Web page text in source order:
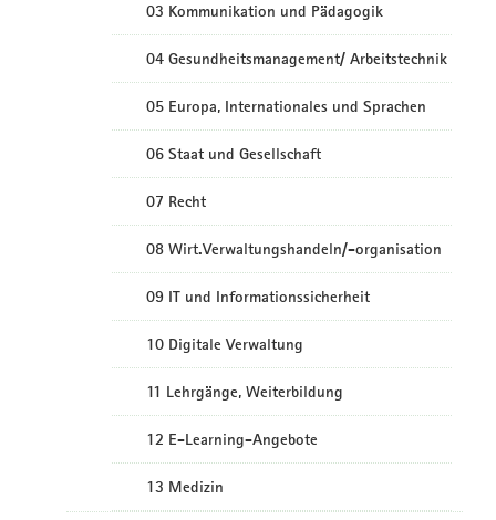
03 Kommunikation und Pädagogik
04 Gesundheitsmanagement/ Arbeitstechnik
05 Europa, Internationales und Sprachen
06 Staat und Gesellschaft
07 Recht
08 Wirt.Verwaltungshandeln/-organisation
09 IT und Informationssicherheit
10 Digitale Verwaltung
11 Lehrgänge, Weiterbildung
12 E-Learning-Angebote
13 Medizin